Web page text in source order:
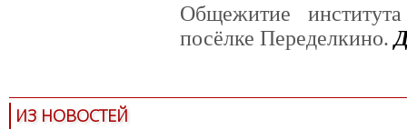
Общежитие
посёлке Переделкино.
ИЗ НОВОСТЕЙ